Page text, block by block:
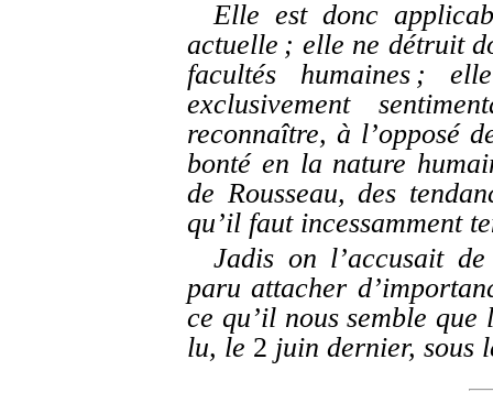
Elle est donc
actuelle ; elle ne détruit
facultés humaines ;
exclusivement
reconnaître, à l’opposé
bonté en la nature
de Rousseau, des
qu’il faut incessamment
Jadis on l’accusait
paru attacher
ce qu’il nous semble
lu, le 2 juin dernier, sous